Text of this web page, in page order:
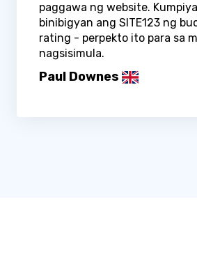
paggawa ng website.
binibigyan ang SITE123 ng
rating - perpekto ito para sa
nagsisimula.
Paul Downes